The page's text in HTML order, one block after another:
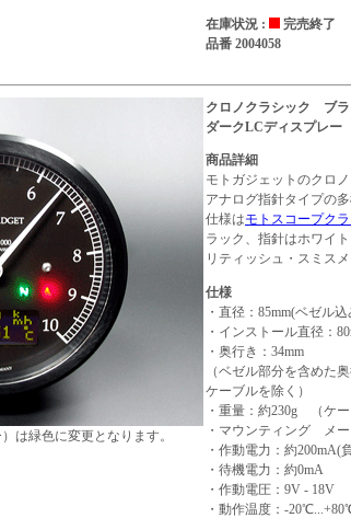
在庫状況 :
完売終了
品番 2004058
は緑色に変更となります。
クロノクラシック ブ
ダークLCディスプレー
商品詳細
モトガジェットのクロ
アナログ指針タイプの
仕様はモトスコープク
ラック、指針はホワイ
リティッシュ・スミス
仕様
・直径：85mm(ベゼル
・インストール直径：
・奥行き：34mm
（ベゼル部分を含めた
ケーブルを除く）
・重量：約230g （ケー
・マウンティング メ
・作動電力：約200mA(
・待機電力：約0mA
・作動電圧：9V - 18V
・動作温度：-